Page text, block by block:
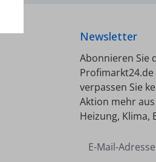
-
(+/-
-
anhebung) -
wählbar:
gleich/
Tag
Uhr an
5 Stunden) -
Newsletter
Abonnieren Sie
verpassen Sie
Aktion mehr
Heizung, Klima,
Mail-